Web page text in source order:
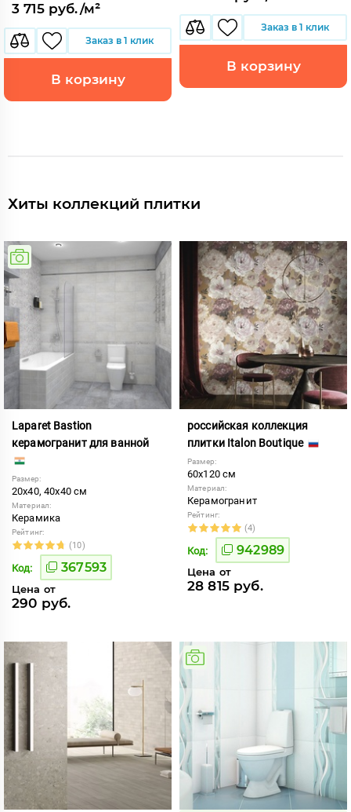
3 715 руб./м²
Заказ в 1 клик
В корзину
Заказ в 1 клик
В корзину
Хиты коллекций плитки
Laparet Bastion
керамогранит для ванной
Размер:
20x40, 40x40 см
Материал:
Керамика
Рейтинг:
(10)
Код: 367593
Цена от
290 руб.
российская коллекция
плитки Italon Boutique
Размер:
60x120 см
Материал:
Керамогранит
Рейтинг:
(4)
Код: 942989
Цена от
28 815 руб.